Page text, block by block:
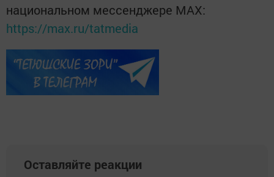
национальном мессенджере MАХ:
https://max.ru/tatmedia
Оставляйте реакции